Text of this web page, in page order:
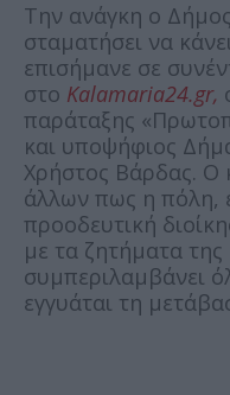
Την ανάγκη ο
σταματήσει να
επισήμανε σε
στο Kalamaria24.gr,
παράταξης
και υποψήφιος
Χρήστος Βάρδας. Ο
άλλων πως η πόλη,
προοδευτική
με τα ζητήματα
συμπεριλαμβάνει
εγγυάται τη